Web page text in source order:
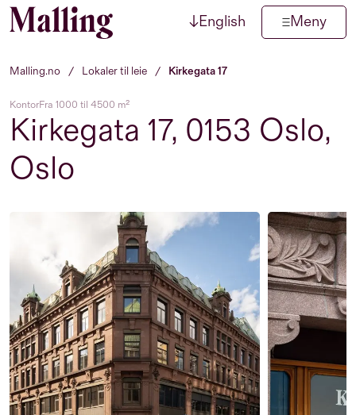
Hopp til innhold ↓English Meny
Malling.no / Lokaler til leie / Kirkegata 17
KontorFra 1000 til 4500 m²
Kirkegata 17, 0153 Oslo,
Oslo